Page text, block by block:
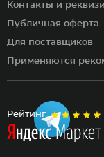
Рейтинг
Контакты и
Публичная оферта
Для поставщиков
Применяются